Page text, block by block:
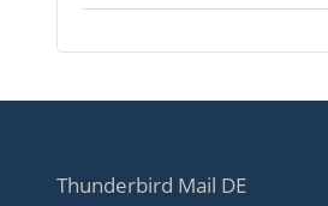
Thunderbird Mail DE